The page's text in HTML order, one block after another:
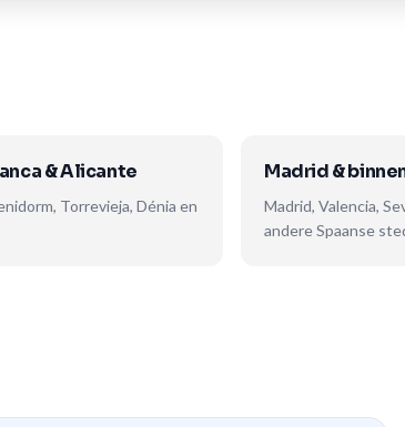
& Alicante
Torrevieja, Dénia en
Madrid &
Madrid, Valencia,
andere Spaanse